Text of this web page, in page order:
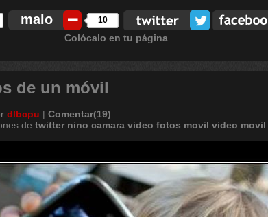
malo 10
Colócalo en tu página
de un móvil
dlbcpu | Comentar(19)
de twitter nino camara video fotos movil video movil